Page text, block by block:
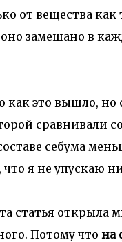
от вещества
замешано в
это вышло, но
сравнивали
себума
что я не упускаю
статья
Потому что на